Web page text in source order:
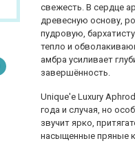
свежесть. В сердце
древесную основу,
пудровую,
тепло и
амбра усиливает
завершённость.
Unique'e Luxury
года и случая, но
звучит ярко,
насыщенные пряные